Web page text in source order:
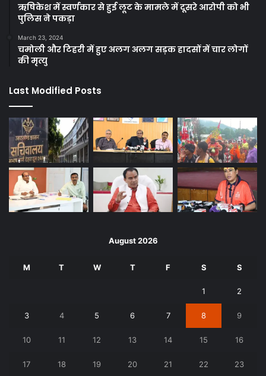
ऋषिकेश में स्वर्णकार से हुई लूट के मामले में दूसरे आरोपी को भी
पुलिस ने पकड़ा
March 23, 2024
चमोली और टिहरी में हुए अलग अलग सड़क हादसों में चार लोगों
की मृत्यु
Last Modified Posts
August 2026
M T W T F S S
1 2
3 4 5 6 7 8 9
10 11 12 13 14 15 16
17 18 19 20 21 22 23